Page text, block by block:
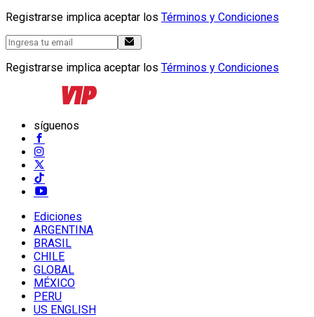
Registrarse implica aceptar los Términos y Condiciones
Registrarse implica aceptar los Términos y Condiciones
síguenos
Ediciones
ARGENTINA
BRASIL
CHILE
GLOBAL
MÉXICO
PERU
US ENGLISH